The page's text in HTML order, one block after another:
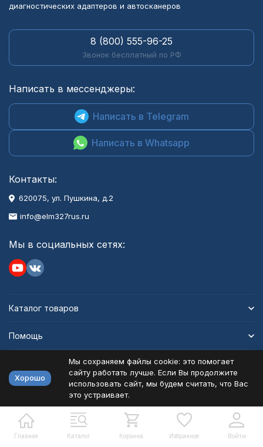
Главная Каталог Корзина Избранное Войти
диагностических адаптеров и автосканеров
8 (800) 555-96-25
Звонок бесплатный по РФ
Написать в мессенджеры:
Написать в Telegram
Написать в Whatsapp
Контакты:
620075, ул. Пушкина, д.2
info@elm327rus.ru
Мы в социальных сетях:
Каталог товаров
Помощь
Политика персональных данных
Разработано в bodysite.ru
Хорошо
Мы сохраняем файлы cookie: это помогает
сайту работать лучше. Если Вы продолжите
использовать сайт, мы будем считать, что Вас
это устраивает.